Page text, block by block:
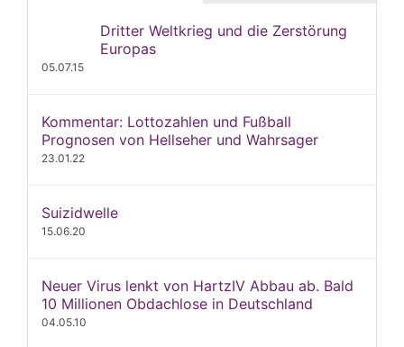
Dritter Weltkrieg und die Zerstörung
Europas
05.07.15
Kommentar: Lottozahlen und Fußball
Prognosen von Hellseher und Wahrsager
23.01.22
Suizidwelle
15.06.20
Neuer Virus lenkt von HartzIV Abbau ab. Bald
10 Millionen Obdachlose in Deutschland
04.05.10